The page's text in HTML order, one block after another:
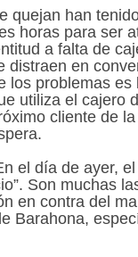
quejan han
horas para ser
a falta de
distraen en
los problemas
utiliza el cajero
cliente de
el día de ayer,
Son muchas
en contra del
Barahona,